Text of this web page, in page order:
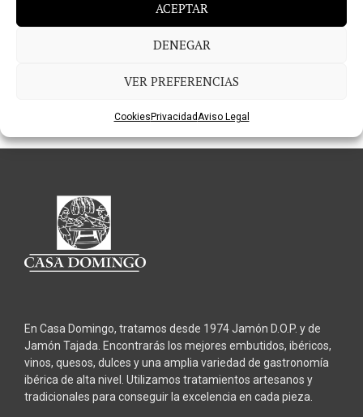
ACEPTAR
DENEGAR
VER PREFERENCIAS
CookiesPrivacidad Aviso Legal
Lomo embuchado D.O.
24,75€ IVA incluido
En Casa Domingo, tratamos desde 1974 Jamón D.O.P. y de
Jamón Tajada. Encontrarás los mejores embutidos, ibéricos,
vinos, quesos, dulces y una amplia variedad de gastronomía
ibérica de alta nivel. Utilizamos tratamientos artesanos y
tradicionales para conseguir la excelencia en cada pieza.